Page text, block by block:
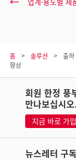
홈 솔루션
출
향상
회원 한정 풍
만나보십시
지금 바로 가
뉴스레터 구